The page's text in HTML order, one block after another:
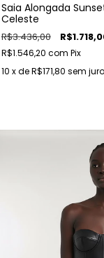
Saia Alongada
Celeste
R$3.436,00
R$1.546,20 com Pix
10 x deR$171,80 sem